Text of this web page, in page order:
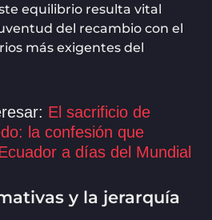
equilibrio resulta vital
del recambio con el
más exigentes del
El sacrificio de
la confesión que
a días del Mundial
y la jerarquía